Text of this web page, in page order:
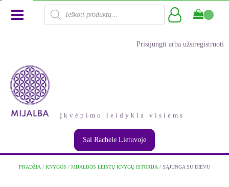
Products
search
Prisijungti arba užsiregistruoti
Įkvėpimo leidykla visiems
Sal Rachele Lietuvoje
PRADŽIA / KNYGOS / MIJALBOS LEISTŲ KNYGŲ ISTORIJA / SĄJUNGA SU DIEVU